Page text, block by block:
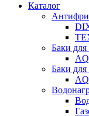
Каталог
Баки
Баки для